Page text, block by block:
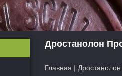
Дростанолон
Главная |